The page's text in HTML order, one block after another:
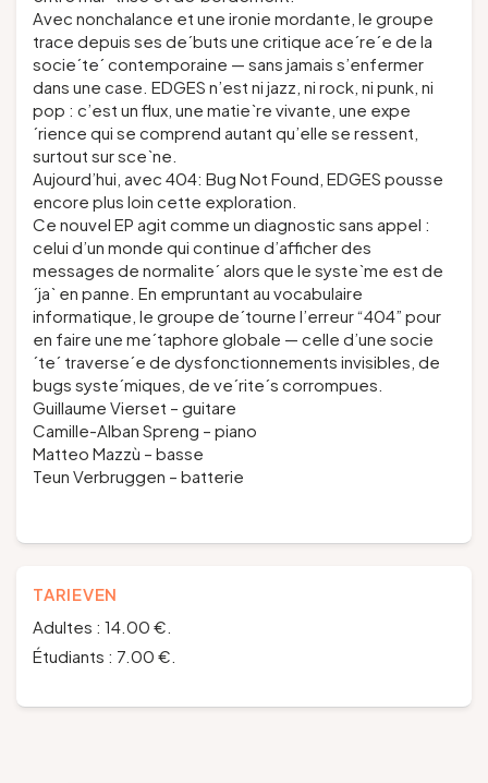
Avec nonchalance et une ironie mordante, le groupe
trace depuis ses de´buts une critique ace´re´e de la
socie´te´ contemporaine — sans jamais s’enfermer
dans une case. EDGES n’est ni jazz, ni rock, ni punk, ni
pop : c’est un flux, une matie`re vivante, une expe
´rience qui se comprend autant qu’elle se ressent,
surtout sur sce`ne.
Aujourd’hui, avec 404: Bug Not Found, EDGES pousse
encore plus loin cette exploration.
Ce nouvel EP agit comme un diagnostic sans appel :
celui d’un monde qui continue d’afficher des
messages de normalite´ alors que le syste`me est de
´ja` en panne. En empruntant au vocabulaire
informatique, le groupe de´tourne l’erreur “404” pour
en faire une me´taphore globale — celle d’une socie
´te´ traverse´e de dysfonctionnements invisibles, de
bugs syste´miques, de ve´rite´s corrompues.
Guillaume Vierset – guitare
Camille-Alban Spreng – piano
Matteo Mazzù – basse
Teun Verbruggen – batterie
TARIEVEN
Adultes : 14.00 €.
Étudiants : 7.00 €.